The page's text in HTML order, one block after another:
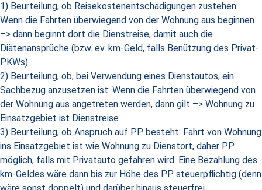
1) Beurteilung, ob Reisekostenentschädigungen zustehen:
Wenn die Fahrten überwiegend von der Wohnung aus beginnen
–> dann beginnt dort die Dienstreise, damit auch die
Diätenansprüche (bzw. ev. km-Geld, falls Benützung des Privat-
PKWs)
2) Beurteilung, ob, bei Verwendung eines Dienstautos, ein
Sachbezug anzusetzen ist: Wenn die Fahrten überwiegend von
der Wohnung aus angetreten werden, dann gilt –> Wohnung zu
Einsatzgebiet ist Dienstreise
3) Beurteilung, ob Anspruch auf PP besteht: Fahrt von Wohnung
ins Einsatzgebiet ist wie Wohnung zu Dienstort, daher PP
möglich, falls mit Privatauto gefahren wird. Eine Bezahlung des
km-Geldes wäre dann bis zur Höhe des PP steuerpflichtig (denn